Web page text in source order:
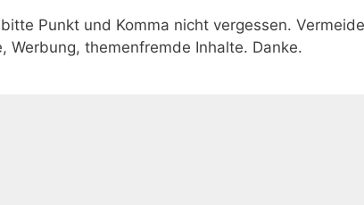
Punkt und Komma nicht vergessen.
Werbung, themenfremde Inhalte. Danke.